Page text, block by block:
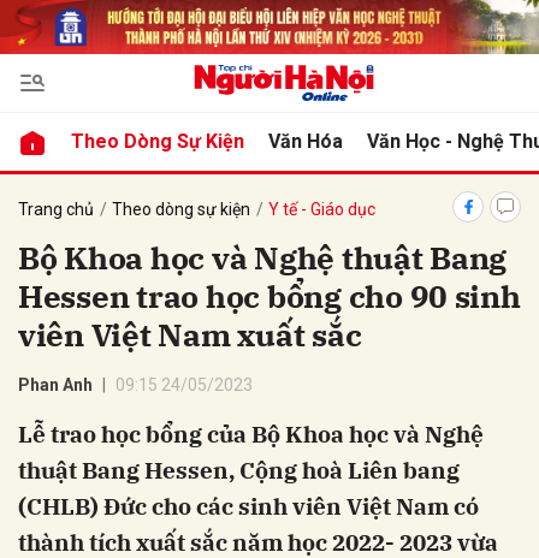
Theo Dòng Sự Kiện Văn Hóa Văn Học - Nghệ
Trang chủ Theo dòng sự kiện Y tế - Giáo dục
Bộ Khoa học và Nghệ thuật Bang
Hessen trao học bổng cho 90 sinh
viên Việt Nam xuất sắc
Phan Anh 09:15 24/05/2023
Lễ trao học bổng của Bộ Khoa học và Nghệ
thuật Bang Hessen, Cộng hoà Liên bang
(CHLB) Đức cho các sinh viên Việt Nam có
thành tích xuất sắc năm học 2022- 2023 vừa
luận